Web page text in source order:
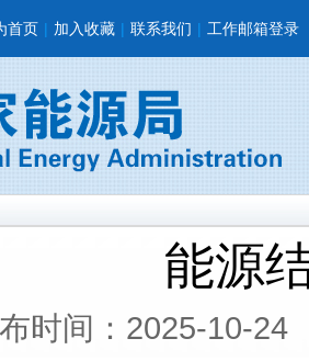
首页 | 加入收藏 | 联系我们 | 工作邮箱登录
能源
时间：2025-10-24